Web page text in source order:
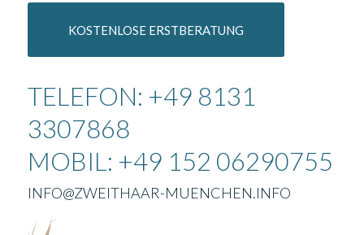
KOSTENLOSE ERSTBERATUNG
TELEFON: +49 8131
3307868
MOBIL: +49 152 06290755
INFO@ZWEITHAAR-MUENCHEN.INFO